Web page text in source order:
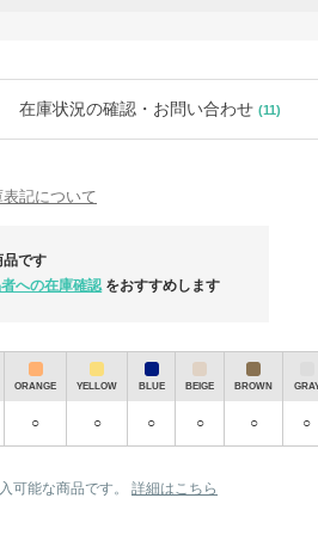
ージ違い等、お客様都合での返品交換はお受け
しんプラス】へのご加入をおすすめいたします。
更について☆★
SALE特典到着(~2024.1.31)
在庫状況の確認・お問い合わせ (11)
表記について
です
への在庫確認 をおすすめします
ORANGE YELLOW BLUE BEIGE BROWN
○ ○ ○ ○ ○ ○
可能な商品です。 詳細はこちら